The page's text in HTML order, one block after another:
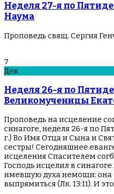
Неделя 27-я по
Наума
Проповедь свящ. Сергия
7
Дек
Неделя 26-я по
Великомученицы
Проповедь на исцеление
синагоге, неделя 26-я по
г.) Во Имя Отца и Сына и
сестры! Сегодняшнее
исцеления Спасителем
Господь исцелил в
имевшую духа немощи: она
выпрямиться (Лк. 13:11). И